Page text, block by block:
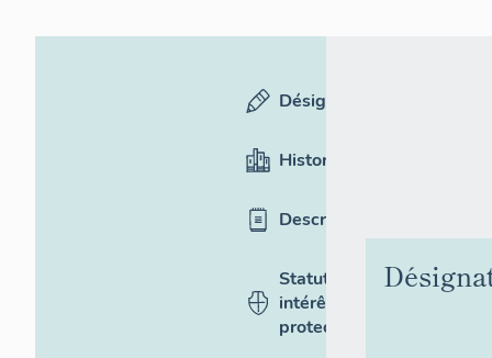
Désignation
Historique
Description
Statut,
intérêt et
protection